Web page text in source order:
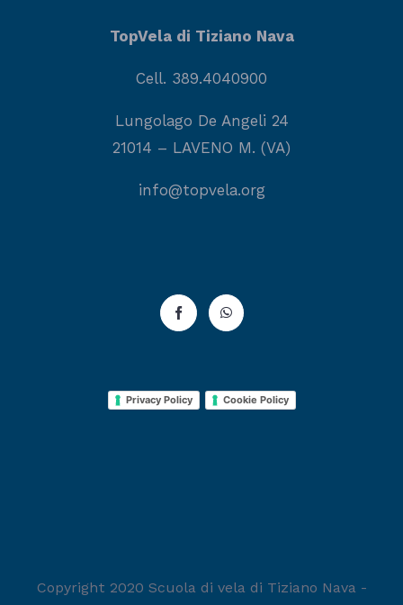
TopVela di Tiziano Nava
Cell. 389.4040900
Lungolago De Angeli 24
21014 – LAVENO M. (VA)
info@topvela.org
Privacy Policy Cookie Policy
Copyright 2020 Scuola di vela di Tiziano Nava -